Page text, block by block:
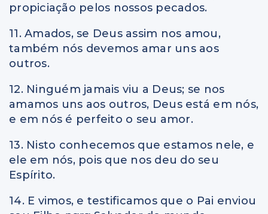
propiciação pelos nossos pecados.
11. Amados, se Deus assim nos amou,
também nós devemos amar uns aos
outros.
12. Ninguém jamais viu a Deus; se nos
amamos uns aos outros, Deus está em nós,
e em nós é perfeito o seu amor.
13. Nisto conhecemos que estamos nele, e
ele em nós, pois que nos deu do seu
Espírito.
14. E vimos, e testificamos que o Pai enviou